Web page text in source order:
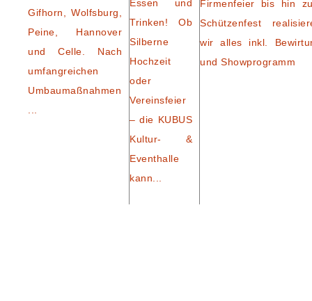
Gifhorn, Wolfsburg,
Peine, Hannover
und Celle. Nach
umfangreichen
Umbaumaßnahmen
Essen und
Trinken! Ob
Silberne
Hochzeit
oder
Vereinsfeier
– die KUBUS
Kultur- &
Eventhalle
kann...
Firmenfeier bis hin
Schützenfest
wir alles inkl.
und Showprogramm